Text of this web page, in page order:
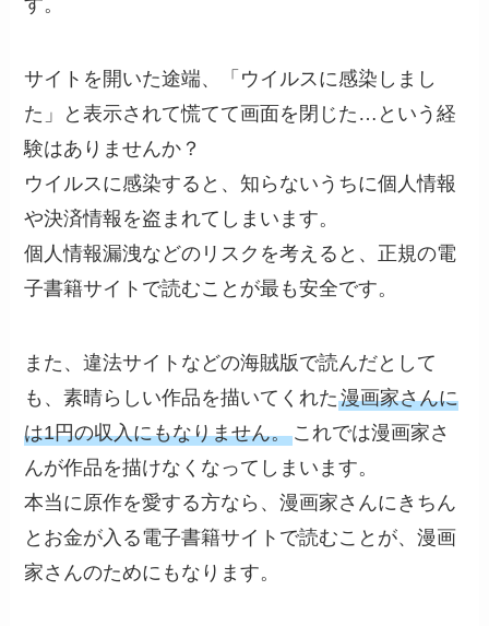
す。
サイトを開いた途端、「ウイルスに感染しまし
た」と表示されて慌てて画面を閉じた…という経
験はありませんか？
ウイルスに感染すると、知らないうちに個人情報
や決済情報を盗まれてしまいます。
個人情報漏洩などのリスクを考えると、正規の電
子書籍サイトで読むことが最も安全です。
また、違法サイトなどの海賊版で読んだとして
も、素晴らしい作品を描いてくれた漫画家さんに
は1円の収入にもなりません。これでは漫画家さ
んが作品を描けなくなってしまいます。
本当に原作を愛する方なら、漫画家さんにきちん
とお金が入る電子書籍サイトで読むことが、漫画
家さんのためにもなります。